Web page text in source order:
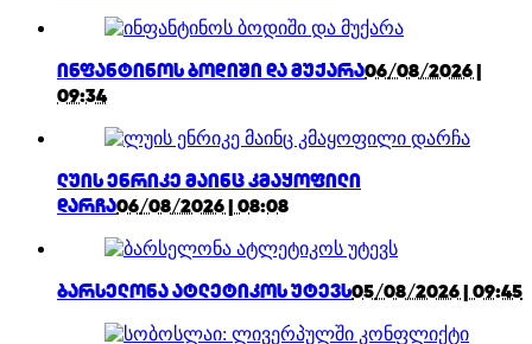
ინფანტინოს ბოდიში და მუქარა06/08/2026 |
09:34
ლუის ენრიკე მაინც კმაყოფილი
დარჩა06/08/2026 | 08:08
ბარსელონა ატლეტიკოს უტევს05/08/2026 | 09:45